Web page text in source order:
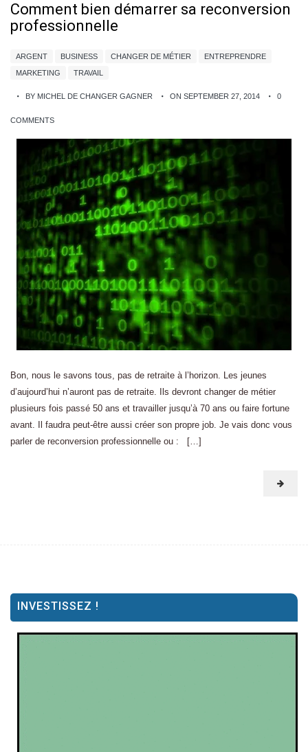
Comment bien démarrer sa reconversion
professionnelle
ARGENT BUSINESS CHANGER DE MÉTIER
ENTREPRENDRE
MARKETING
TRAVAIL
BY MICHEL DE CHANGER GAGNER ON SEPTEMBER 27, 2014 0
COMMENTS
Bon, nous le savons tous, pas de retraite à l’horizon. Les jeunes
d’aujourd’hui n’auront pas de retraite. Ils devront changer de métier
plusieurs fois passé 50 ans et travailler jusqu’à 70 ans ou faire fortune
avant. Il faudra peut-être aussi créer son propre job. Je vais donc vous
parler de reconversion professionnelle ou : […]
INVESTISSEZ !